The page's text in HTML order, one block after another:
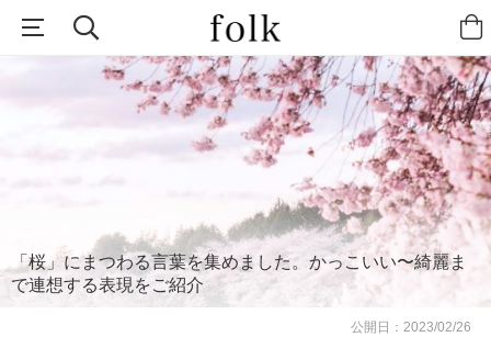
「桜」にまつわる言葉を集めました。かっこいい〜綺麗ま
で連想する表現をご紹介
公開日：2023/02/26